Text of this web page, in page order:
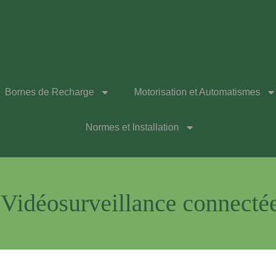
Bornes de Recharge Motorisation et Automatismes
Normes et Installation
Vidéosurveillance